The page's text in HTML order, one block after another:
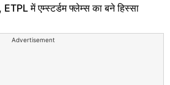
में एम्स्टर्डम फ्लेम्स का बने हिस्सा
Advertisement